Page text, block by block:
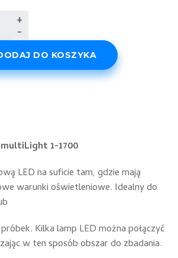
+
-
DO KOSZYKA
1-1700
LED na suficie tam, gdzie mają
warunki oświetleniowe. Idealny do
Kilka lamp LED można połączyć
w ten sposób obszar do zbadania.